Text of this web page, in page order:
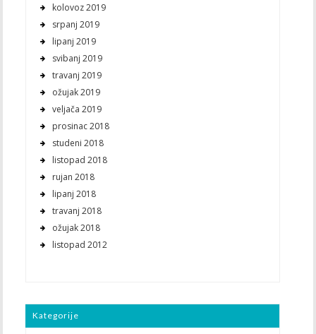
kolovoz 2019
srpanj 2019
lipanj 2019
svibanj 2019
travanj 2019
ožujak 2019
veljača 2019
prosinac 2018
studeni 2018
listopad 2018
rujan 2018
lipanj 2018
travanj 2018
ožujak 2018
listopad 2012
Kategorije